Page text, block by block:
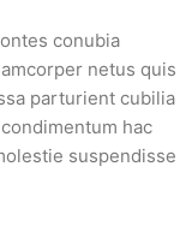
conubia
netus quis
parturient cubilia
hac
suspendisse